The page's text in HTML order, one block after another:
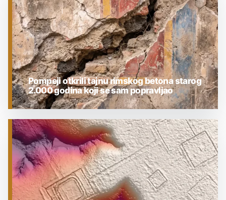
ARHEOLOGIJA
Pompeji otkrili tajnu rimskog betona starog
2.000 godina koji se sam popravljao